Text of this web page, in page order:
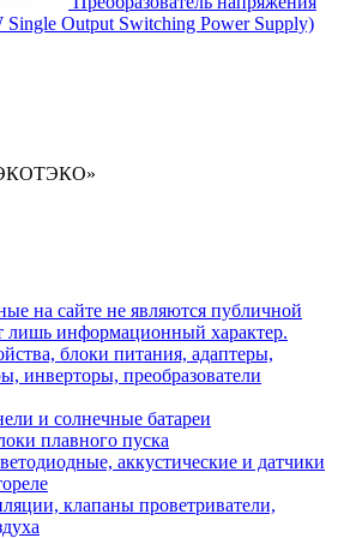
Output Switching Power Supply)
на сайте не являются публичной
лишь информационный характер.
блоки питания, адаптеры,
инверторы, преобразователи
и солнечные батареи
плавного пуска
аккустические и датчики
клапаны проветриватели,